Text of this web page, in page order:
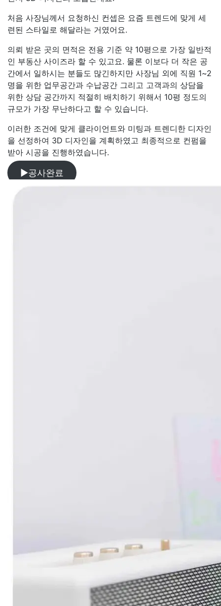
처음 사장님께서 요청하신 컨셉은 요즘 트렌드에 맞게 세
련된 스타일로 해달라는 거였어요.
의뢰 받은 곳의 면적은 전용 기준 약 10평으로 가장 일반적
인 부동산 사이즈라 할 수 있고요. 물론 이보다 더 작은 공
간에서 일하시는 분들도 많긴하지만 사장님 외에 직원 1~2
명을 위한 업무공간과 수납공간 그리고 고객과의 상담을
위한 상담 공간까지 적절히 배치하기 위해서 10평 정도의
규모가 가장 무난하다고 할 수 있습니다.
이러한 조건에 맞게 클라이언트와 미팅과 트렌디한 디자인
을 선정하여 3D 디자인을 계획하였고 최종적으로 컨펌을
받아 시공을 진행하였습니다.
▶공사완료